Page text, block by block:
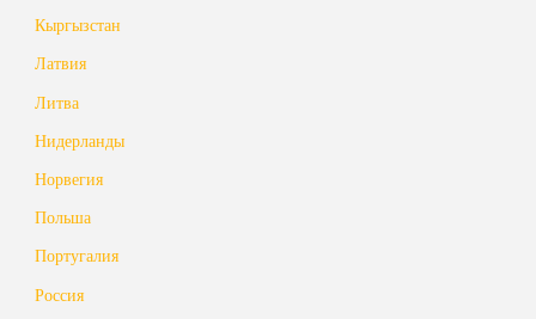
Кыргызстан
Латвия
Литва
Нидерланды
Норвегия
Польша
Португалия
Россия